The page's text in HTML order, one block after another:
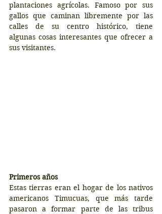
plantaciones agrícolas. Famoso por sus
gallos que caminan libremente por las
calles de su centro histórico, tiene
algunas cosas interesantes que ofrecer a
sus visitantes.
Primeros años
Estas tierras eran el hogar de los nativos
americanos Timucuas, que más tarde
pasaron a formar parte de las tribus